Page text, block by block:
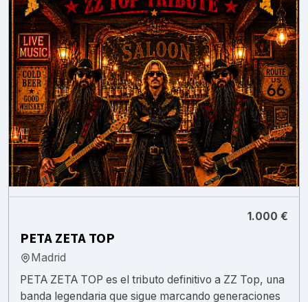
1.000 €
PETA ZETA TOP
Madrid
PETA ZETA TOP es el tributo definitivo a ZZ Top, una
banda legendaria que sigue marcando generaciones